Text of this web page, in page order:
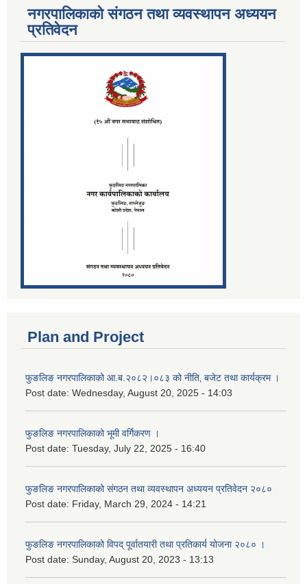
नगरपालिकाको संगठन तथा व्यवस्थापन अध्ययन
प्रतिवेदन
Plan and Project
फुङलिङ नगरपालिकाको आ.ब.२०८२।०८३ को नीति‚ बजेट तथा कार्यक्रम ।
Post date: Wednesday, August 20, 2025 - 14:03
फुङलिङ नगरपालिकाको भूमी वर्गिकरण ।
Post date: Tuesday, July 22, 2025 - 16:40
फुङलिङ नगरपालिकाको संगठन तथा व्यवस्थापन अध्ययन प्रतिवेदन २०८०
Post date: Friday, March 29, 2024 - 14:21
फुङलिङ नगरपालिकाको विपद् पूर्वातयारी तथा प्रतिकार्य योजना २०८० ।
Post date: Sunday, August 20, 2023 - 13:13